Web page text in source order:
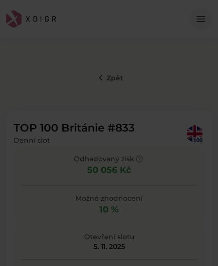
menu
keyboard_arrow_left Zpět
TOP 100 Británie #833
Denní slot
Odhadovaný zisk
50 056 Kč
Možné zhodnocení
10 %
Otevření slotu
5. 11. 2025